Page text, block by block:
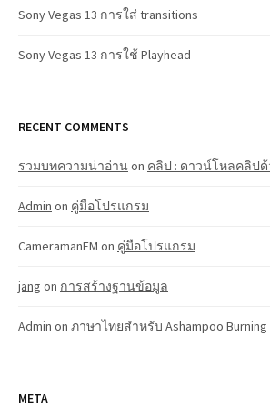
Sony Vegas 13 การใส่ transitions
Sony Vegas 13 การใช้ Playhead
RECENT COMMENTS
รวมบทความน่าอ่านon คลิป : ดาวน์โหลคลิปด้
Admin on คู่มือโปรแกรม
CameramanEM on คู่มือโปรแกรม
jang on การสร้างฐานข้อมูล
Admin on ภาษาไทยสำหรับ Ashampoo Burning
META